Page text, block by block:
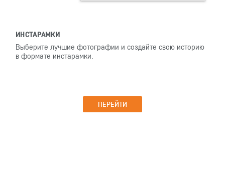
ИНСТАРАМКИ
Выберите лучшие фотографии и создайте свою историю
в формате инстарамки.
ПЕРЕЙТИ